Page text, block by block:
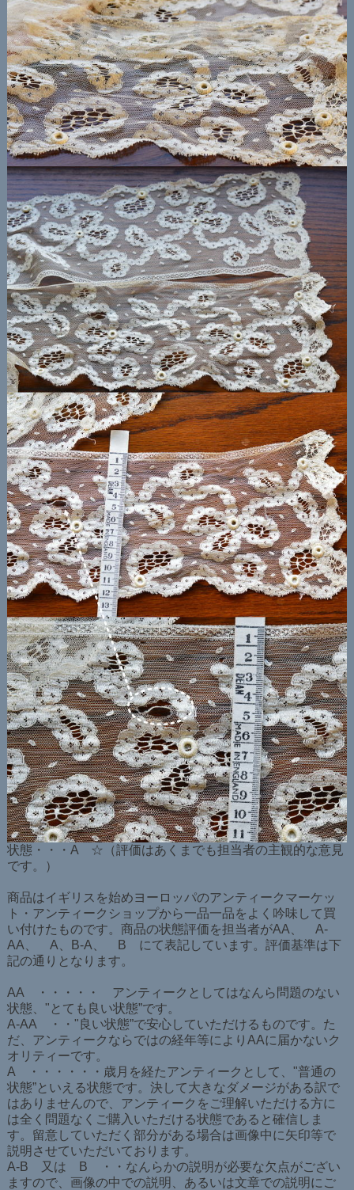
状態・・・A ☆（評価はあくまでも担当者の主観的な意見
です。）
商品はイギリスを始めヨーロッパのアンティークマーケッ
ト・アンティークショップから一品一品をよく吟味して買
い付けたものです。商品の状態評価を担当者がAA、 A-
AA、 A、B-A、 B にて表記しています。評価基準は下
記の通りとなります。
AA ・・・・・ アンティークとしてはなんら問題のない
状態、"とても良い状態”です。
A-AA ・・"良い状態”で安心していただけるものです。た
だ、アンティークならではの経年等によりAAに届かないク
オリティーです。
A ・・・・・・歳月を経たアンティークとして、"普通の
状態”といえる状態です。決して大きなダメージがある訳で
はありませんので、アンティークをご理解いただける方に
は全く問題なくご購入いただける状態であると確信しま
す。留意していただく部分がある場合は画像中に矢印等で
説明させていただいております。
A-B 又は B ・・なんらかの説明が必要な欠点がござい
ますので、画像の中での説明、あるいは文章での説明にご